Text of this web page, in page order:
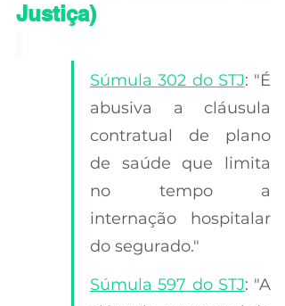
Justiça)
Súmula 302 do STJ: "É
abusiva a cláusula
contratual de plano
de saúde que limita
no tempo a
internação hospitalar
do segurado."
Súmula 597 do STJ: "A